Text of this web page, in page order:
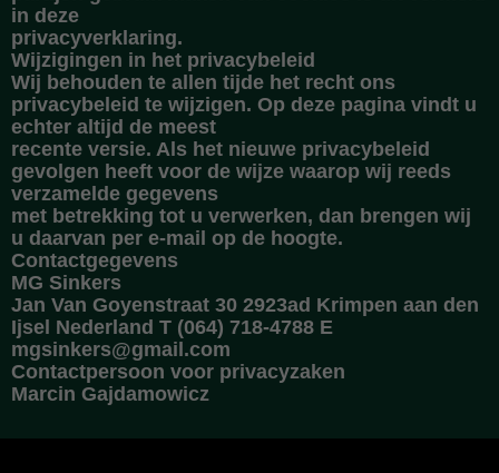
in deze
privacyverklaring.
Wijzigingen in het privacybeleid
Wij behouden te allen tijde het recht ons
privacybeleid te wijzigen. Op deze pagina vindt u
echter altijd de meest
recente versie. Als het nieuwe privacybeleid
gevolgen heeft voor de wijze waarop wij reeds
verzamelde gegevens
met betrekking tot u verwerken, dan brengen wij
u daarvan per e-mail op de hoogte.
Contactgegevens
MG Sinkers
Jan Van Goyenstraat 30 2923ad Krimpen aan den
Ijsel Nederland T (064) 718-4788 E
mgsinkers@gmail.com
Contactpersoon voor privacyzaken
Marcin Gajdamowicz